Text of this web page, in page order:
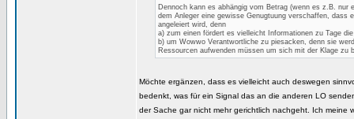
Dennoch kann es abhängig vom Betrag (wenn es z.B. nur
dem Anleger eine gewisse Genugtuung verschaffen, dass
angeleiert wird, denn
a) zum einen fördert es vielleicht Informationen zu Tage
b) um Wowwo Verantwortliche zu piesacken, denn sie
Ressourcen aufwenden müssen um sich mit der Klage zu
Möchte ergänzen, dass es vielleicht auch deswegen
bedenkt, was für ein Signal das an die anderen LO
der Sache gar nicht mehr gerichtlich nachgeht. Ich meine